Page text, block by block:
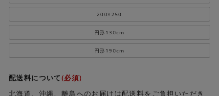
200×250
円形130cm
円形190cm
配送料について(必須)
北海道、沖縄、離島へのお届けは配送料をご負担いただき